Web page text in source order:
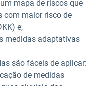
mapa de riscos que
com maior risco de
e,
medidas adaptativas
são fáceis de aplicar:
de medidas